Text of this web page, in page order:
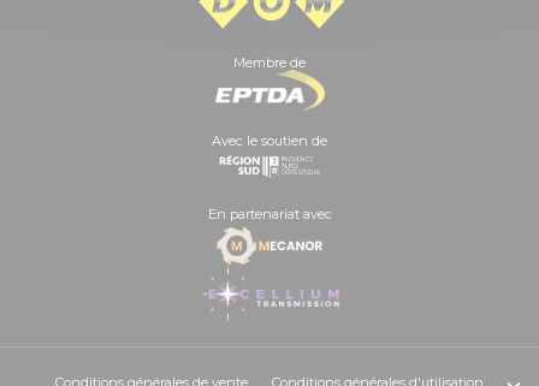
Membre de
Avec le soutien de
En partenariat avec
Conditions générales de vente Conditions générales d'utilisation